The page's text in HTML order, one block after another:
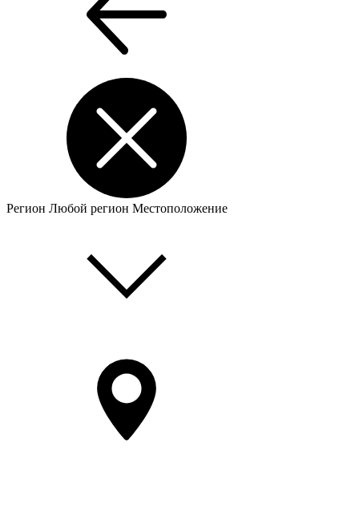
Регион Любой регион Местоположение